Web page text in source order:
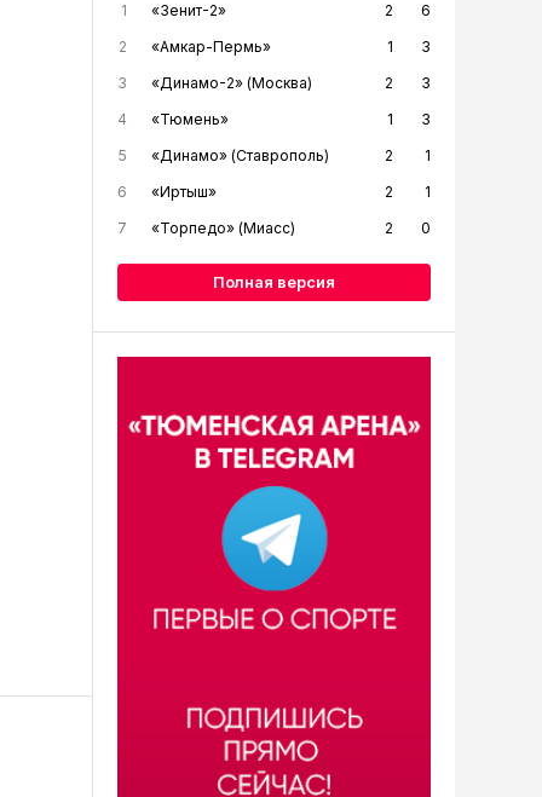
1 «Зенит-2» 2
6
2
«Амкар-Пермь» 1
3
3
«Динамо-2» (Москва) 2
3
4
«Тюмень» 1
3
5
«Динамо» (Ставрополь) 2
1
6
«Иртыш» 2
1
7
«Торпедо» (Миасс) 2 0
Полная версия